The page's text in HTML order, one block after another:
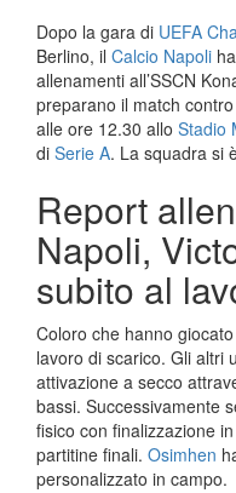
Dopo la gara di UEFA
Berlino, il Calcio Napoli
allenamenti all’SSCN
preparano il match
alle ore 12.30 allo Stadio
di Serie A. La squadra si
Report
Napoli,
subito al
Coloro che hanno
lavoro di scarico. Gli altri
attivazione a secco
bassi. Successivamente
fisico con finalizzazione
partitine finali. Osimhen
personalizzato in campo.